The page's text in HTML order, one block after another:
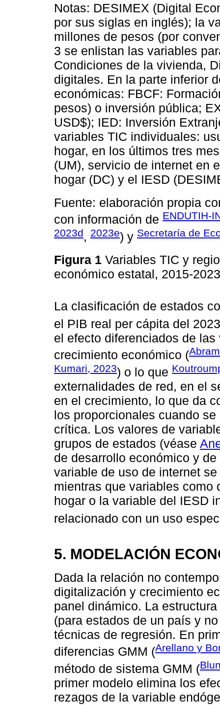
Notas: DESIMEX (Digital
por sus siglas en inglés); la
millones de pesos (por
3 se enlistan las variables
Condiciones de la vivienda,
digitales. En la parte inferior
económicas: FBCF:
pesos) o inversión pública;
USD$); IED: Inversión
variables TIC individuales:
hogar, en los últimos tres
(UM), servicio de internet en
hogar (DC) y el IESD
Fuente: elaboración propia
con información de ENDUTIH-
2023d, 2023e) y Secretaría de
Figura 1 Variables TIC y
económico estatal, 2015-
La clasificación de estados
el PIB real per cápita del
el efecto diferenciados de
crecimiento económico (
Kumari, 2023) o lo que
externalidades de red, en el
en el crecimiento, lo que da
los proporcionales cuando
crítica. Los valores de
grupos de estados (véase
de desarrollo económico y
variable de uso de internet
mientras que variables como
hogar o la variable del IESD
relacionado con un uso
5. MODELACIÓN
Dada la relación no
digitalización y crecimiento
panel dinámico. La
(para estados de un país y
técnicas de regresión. En
diferencias GMM (Arellano y
método de sistema GMM (
primer modelo elimina los
rezagos de la variable